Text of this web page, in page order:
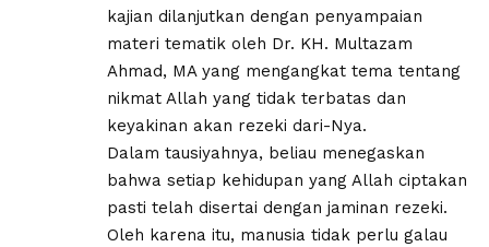
kajian dilanjutkan dengan penyampaian
materi tematik oleh Dr. KH. Multazam
Ahmad, MA yang mengangkat tema tentang
nikmat Allah yang tidak terbatas dan
keyakinan akan rezeki dari-Nya.
Dalam tausiyahnya, beliau menegaskan
bahwa setiap kehidupan yang Allah ciptakan
pasti telah disertai dengan jaminan rezeki.
Oleh karena itu, manusia tidak perlu galau